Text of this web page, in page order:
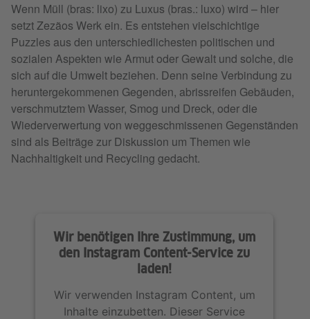
Wenn Müll (bras: lixo) zu Luxus (bras.: luxo) wird – hier
setzt Zezãos Werk ein. Es entstehen vielschichtige
Puzzles aus den unterschiedlichesten politischen und
sozialen Aspekten wie Armut oder Gewalt und solche, die
sich auf die Umwelt beziehen. Denn seine Verbindung zu
heruntergekommenen Gegenden, abrissreifen Gebäuden,
verschmutztem Wasser, Smog und Dreck, oder die
Wiederverwertung von weggeschmissenen Gegenständen
sind als Beiträge zur Diskussion um Themen wie
Nachhaltigkeit und Recycling gedacht.
Wir benötigen Ihre Zustimmung, um
den Instagram Content-Service zu
laden!
Wir verwenden Instagram Content, um
Inhalte einzubetten. Dieser Service